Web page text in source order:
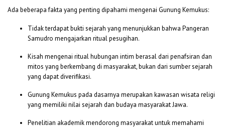
Ada beberapa fakta yang penting dipahami mengenai Gunung Kemukus:
Tidak terdapat bukti sejarah yang menunjukkan bahwa Pangeran
Samudro mengajarkan ritual pesugihan.
Kisah mengenai ritual hubungan intim berasal dari penafsiran dan
mitos yang berkembang di masyarakat, bukan dari sumber sejarah
yang dapat diverifikasi.
Gunung Kemukus pada dasarnya merupakan kawasan wisata religi
yang memiliki nilai sejarah dan budaya masyarakat Jawa.
Penelitian akademik mendorong masyarakat untuk memahami